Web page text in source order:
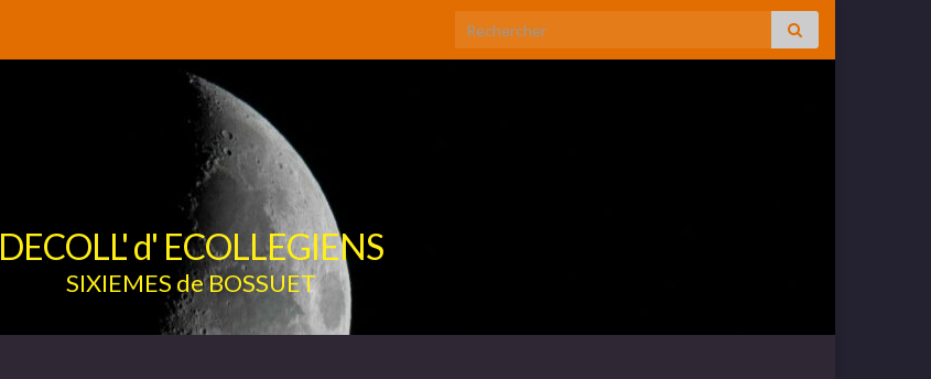
Search for:
DECOLL' d' ECOLLEGIENS
SIXIEMES de BOSSUET